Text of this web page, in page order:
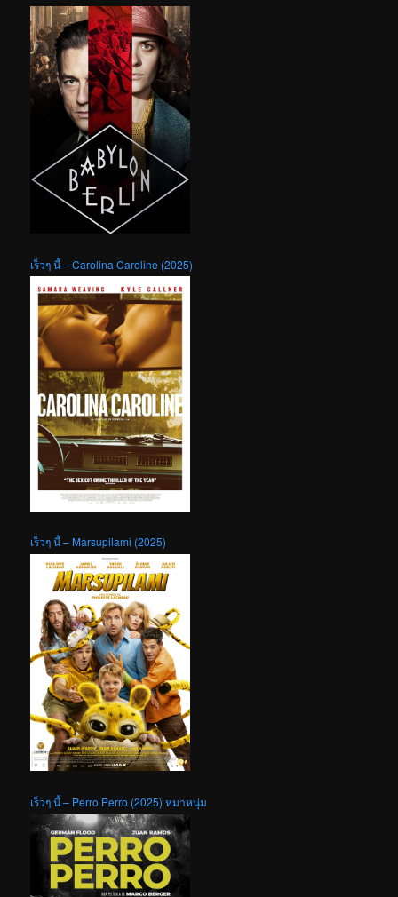
เร็วๆ นี้ – Carolina Caroline (2025)
เร็วๆ นี้ – Marsupilami (2025)
เร็วๆ นี้ – Perro Perro (2025) หมาหนุ่ม